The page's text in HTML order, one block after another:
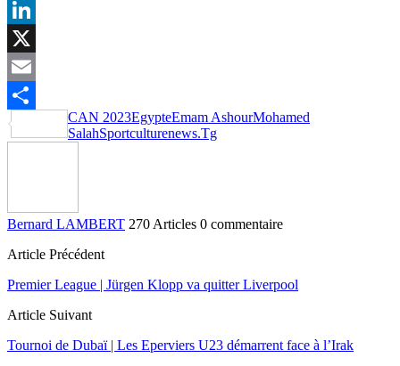
Facebook
LinkedIn
X
Email
Partager
CAN 2023EgypteEmam AshourMohamed
SalahSportculturenews.Tg
Bernard LAMBERT 270 Articles 0 commentaire
Article Précédent
Premier League | Jürgen Klopp va quitter Liverpool
Article Suivant
Tournoi de Dubaï | Les Eperviers U23 démarrent face à l’Irak